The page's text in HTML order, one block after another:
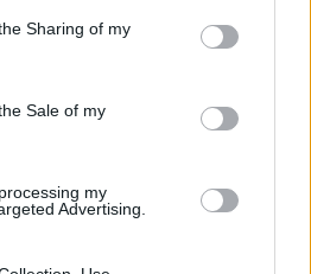
Sharing of my
Sale of my
my
Advertising.
μου, την κολλητή μου
βίασε ένας άνθρωπος και
είπε.